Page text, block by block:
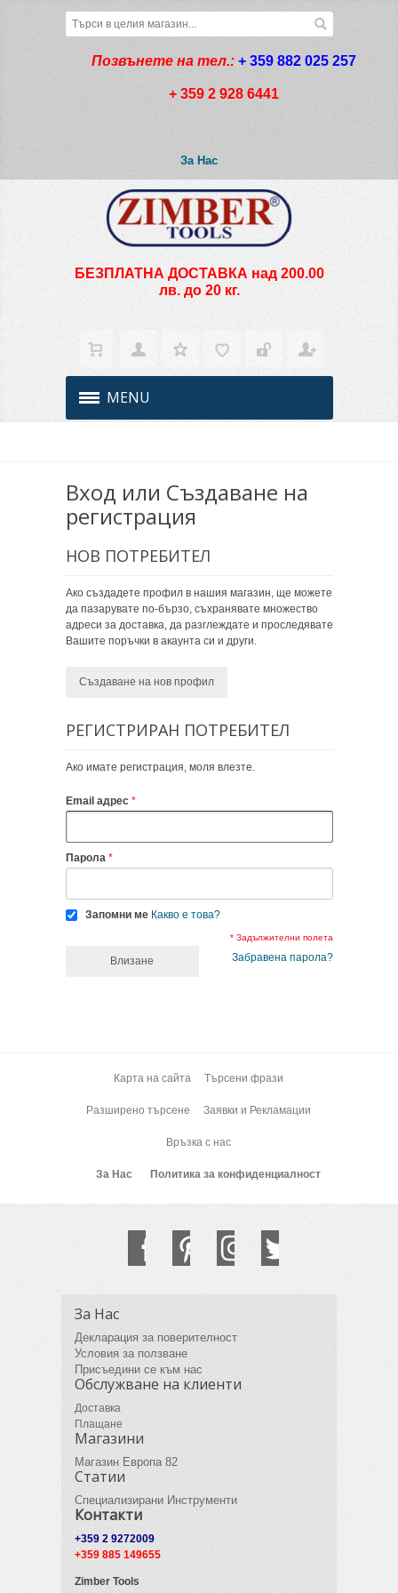
Позвънете на тел.: + 359 882 025 257
+ 359 2 928 6441
За Нас
БЕЗПЛАТНА ДОСТАВКА над 200.00
лв. до 20 кг.
MENU
Вход или Създаване на
регистрация
НОВ ПОТРЕБИТЕЛ
Ако създадете профил в нашия магазин, ще можете
да пазарувате по-бързо, съхранявате множество
адреси за доставка, да разглеждате и проследявате
Вашите поръчки в акаунта си и други.
Създаване на нов профил
РЕГИСТРИРАН ПОТРЕБИТЕЛ
Ако имате регистрация, моля влезте.
Email адрес
Парола
Запомни ме Какво е това?
* Задължителни полета
Забравена парола?
Влизане
Карта на сайта Търсени фрази
Разширено търсене Заявки и Рекламации
Връзка с нас
За Нас Политика за конфиденциалност
За Нас
Декларация за поверителност
Условия за ползване
Присъедини се към нас
Обслужване на клиенти
Доставка
Плащане
Магазини
Магазин Европа 82
Статии
Специализирани Инструменти
Контакти
+359 2 9272009
+359 885 149655
Zimber Tools